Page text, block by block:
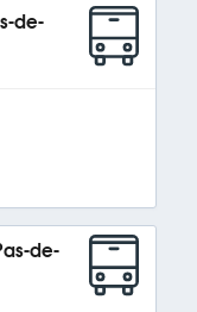
de-
de-